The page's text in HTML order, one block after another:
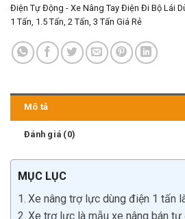
Điện Tự Động - Xe Nâng Tay Điện Đi Bộ Lái
1 Tấn, 1.5 Tấn, 2 Tấn, 3 Tấn Giá Rẻ
Mô tả
Đánh giá (0)
MỤC LỤC
Xe nâng trợ lực dùng điện 1 tấn
Xe trợ lực là mẫu xe nâng bán